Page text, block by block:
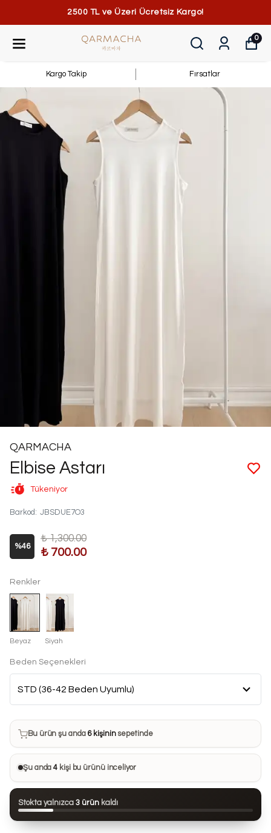
2500 TL ve Üzeri Ücretsiz Kargo!
0
Kargo Takip Fırsatlar
QARMACHA
Elbise Astarı
Tükeniyor
Barkod : JBSDUE7O3
%46
₺ 1,300.00
₺ 700.00
Renkler
Beyaz Siyah
Beden Seçenekleri
Bu ürün son 7 günde10 kezsatın alındı
Bu ürün şu anda 6 kişininsepetinde
Bu ürünü 21 kişi favorilerine ekledi
Bu ürün son 24 saatte76 kezgörüntülendi
Şu anda4 kişi bu ürünü inceliyor
Stokta yalnızca 3 ürün kaldı